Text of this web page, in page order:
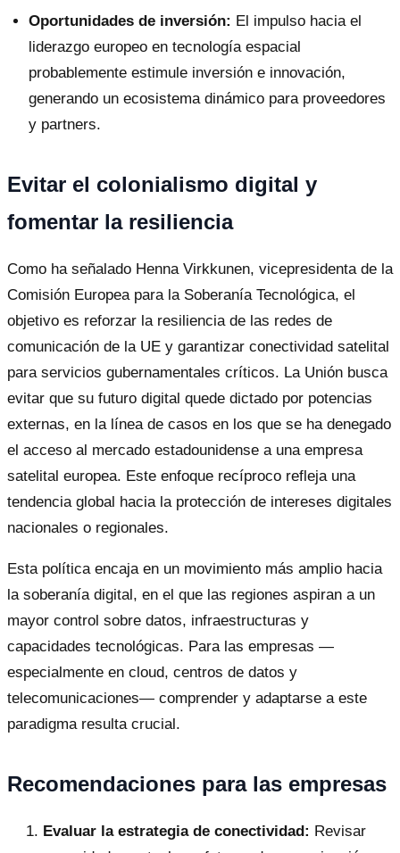
Oportunidades de inversión: El impulso hacia el
liderazgo europeo en tecnología espacial
probablemente estimule inversión e innovación,
generando un ecosistema dinámico para proveedores
y partners.
Evitar el colonialismo digital y
fomentar la resiliencia
Como ha señalado Henna Virkkunen, vicepresidenta de la
Comisión Europea para la Soberanía Tecnológica, el
objetivo es reforzar la resiliencia de las redes de
comunicación de la UE y garantizar conectividad satelital
para servicios gubernamentales críticos. La Unión busca
evitar que su futuro digital quede dictado por potencias
externas, en la línea de casos en los que se ha denegado
el acceso al mercado estadounidense a una empresa
satelital europea. Este enfoque recíproco refleja una
tendencia global hacia la protección de intereses digitales
nacionales o regionales.
Esta política encaja en un movimiento más amplio hacia
la soberanía digital, en el que las regiones aspiran a un
mayor control sobre datos, infraestructuras y
capacidades tecnológicas. Para las empresas —
especialmente en cloud, centros de datos y
telecomunicaciones— comprender y adaptarse a este
paradigma resulta crucial.
Recomendaciones para las empresas
Evaluar la estrategia de conectividad: Revisar